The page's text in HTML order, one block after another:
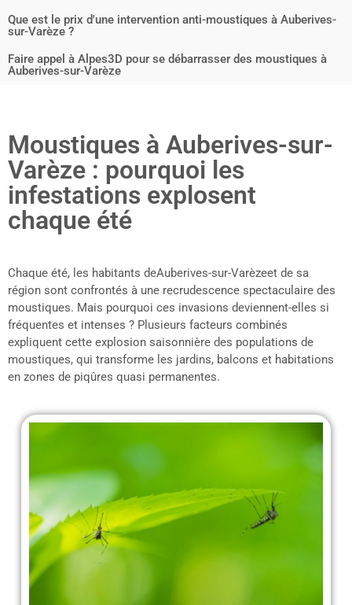
Que est le prix d'une intervention anti-moustiques à Auberives-
sur-Varèze ?
Faire appel à Alpes3D pour se débarrasser des moustiques à
Auberives-sur-Varèze
Moustiques à Auberives-sur-
Varèze : pourquoi les
infestations explosent
chaque été
Chaque été, les habitants deAuberives-sur-Varèzeet de sa
région sont confrontés à une recrudescence spectaculaire des
moustiques. Mais pourquoi ces invasions deviennent-elles si
fréquentes et intenses ? Plusieurs facteurs combinés
expliquent cette explosion saisonnière des populations de
moustiques, qui transforme les jardins, balcons et habitations
en zones de piqûres quasi permanentes.